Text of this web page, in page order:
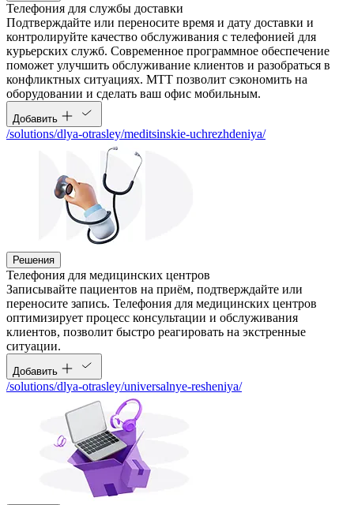
Телефония для службы доставки
Подтверждайте или переносите время и дату доставки и
контролируйте качество обслуживания c телефонией для
курьерских служб. Современное программное обеспечение
поможет улучшить обслуживание клиентов и разобраться в
конфликтных ситуациях. МТТ позволит сэкономить на
оборудовании и сделать ваш офис мобильным.
Добавить
/solutions/dlya-otrasley/meditsinskie-uchrezhdeniya/
Решения
Телефония для медицинских центров
Записывайте пациентов на приём, подтверждайте или
переносите запись. Телефония для медицинских центров
оптимизирует процесс консультации и обслуживания
клиентов, позволит быстро реагировать на экстренные
ситуации.
Добавить
/solutions/dlya-otrasley/universalnye-resheniya/